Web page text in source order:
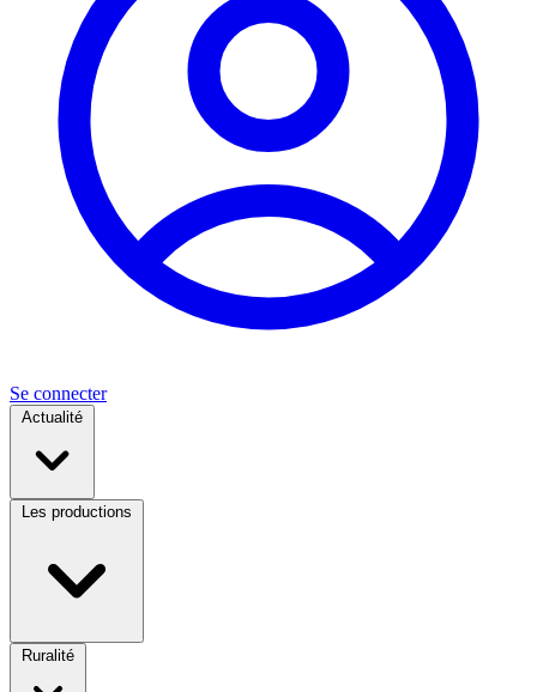
Se connecter
Actualité
Les productions
Ruralité